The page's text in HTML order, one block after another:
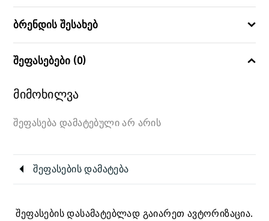
ბრენდის შესახებ
შეფასებები (0)
მიმოხილვა
შეფასება დამატებული არ არის
შეფასების დამატება
შეფასების დასამატებლად გაიარეთ ავტორიზაცია.